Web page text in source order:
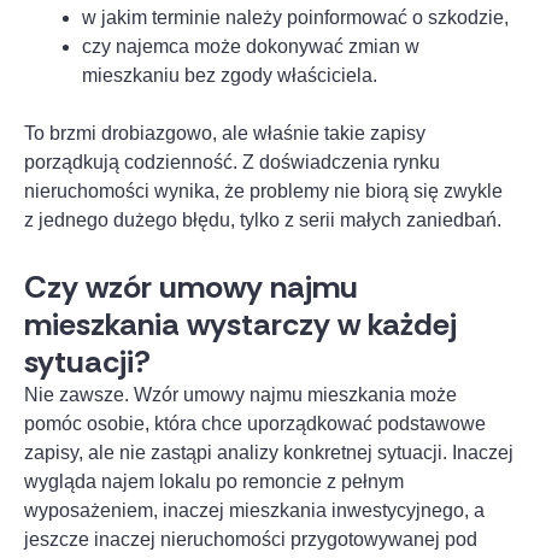
w jakim terminie należy poinformować o szkodzie,
czy najemca może dokonywać zmian w
mieszkaniu bez zgody właściciela.
To brzmi drobiazgowo, ale właśnie takie zapisy
porządkują codzienność. Z doświadczenia rynku
nieruchomości wynika, że problemy nie biorą się zwykle
z jednego dużego błędu, tylko z serii małych zaniedbań.
Czy wzór umowy najmu
mieszkania wystarczy w każdej
sytuacji?
Nie zawsze. Wzór umowy najmu mieszkania może
pomóc osobie, która chce uporządkować podstawowe
zapisy, ale nie zastąpi analizy konkretnej sytuacji. Inaczej
wygląda najem lokalu po remoncie z pełnym
wyposażeniem, inaczej mieszkania inwestycyjnego, a
jeszcze inaczej nieruchomości przygotowywanej pod